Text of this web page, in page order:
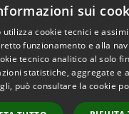
di accessibilità
Copyright
sui
utilizza cookie tecnici e
funzionamento e alla
tecnico analitico al solo
statistiche, aggregate e
può consultare la cookie